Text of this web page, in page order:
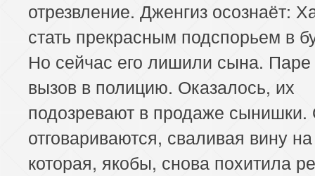
отрезвление. Дженгиз осознаёт:
стать прекрасным подспорьем в
Но сейчас его лишили сына.
вызов в полицию. Оказалось, их
подозревают в продаже
отговариваются, сваливая вину
которая, якобы, снова похитила